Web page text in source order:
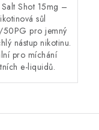
Shot 15mg –
sůl
pro jemný
nástup nikotinu.
pro míchání
e-liquidů.